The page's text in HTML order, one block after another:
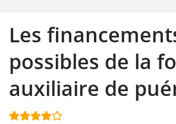
Les
possibles de la
auxiliaire de